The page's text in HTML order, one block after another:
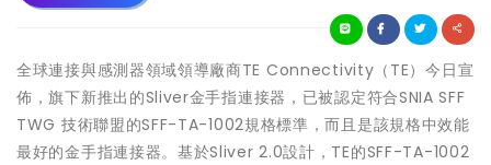
全球連接與感測器領域領導廠商TE Connectivity（TE）今日宣
佈，旗下新推出的Sliver金手指連接器，已被認定符合SNIA SFF
TWG 技術聯盟的SFF-TA-1002規格標準，而且是該規格中效能
最好的金手指連接器。基於Sliver 2.0設計，TE的SFF-TA-1002